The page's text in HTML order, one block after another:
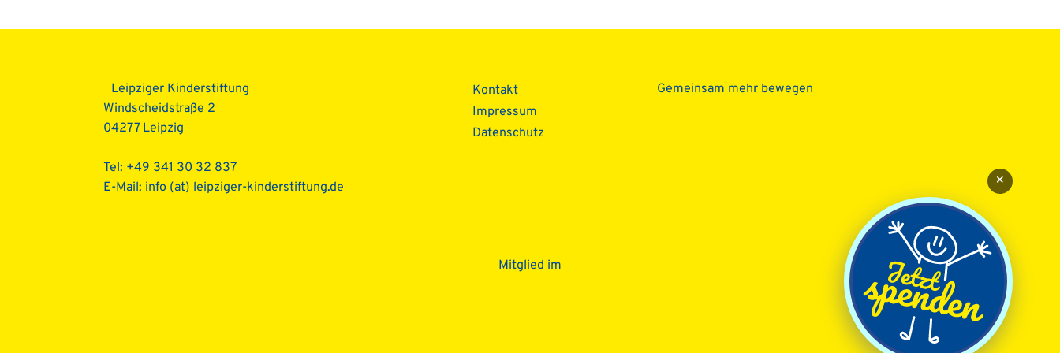
Leipziger Kinderstiftung
Windscheidstraße 2
04277 Leipzig
Tel: +49 341 30 32 837
E-Mail: info (at) leipziger-kinderstiftung.de
Kontakt
Impressum
Datenschutz­
Gemeinsam mehr bewegen
Mitglied im
×